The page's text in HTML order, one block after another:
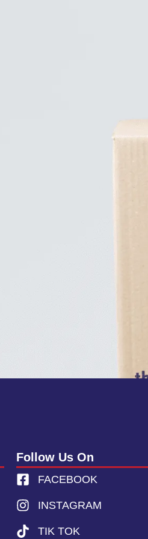
Follow Us On
FACEBOOK
INSTAGRAM
TIK TOK